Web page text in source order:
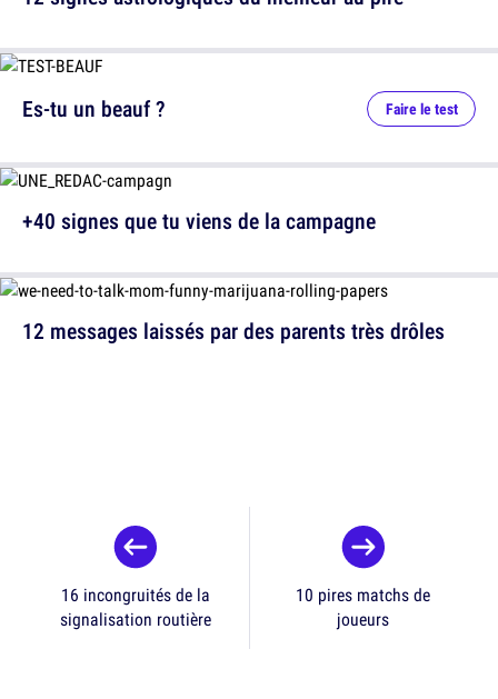
12 messages laissés par des parents très drôles
Es-tu un beauf ? Faire le test
+40 signes que tu viens de la campagne
16 incongruités de la
signalisation routière
10 pires matchs de
joueurs